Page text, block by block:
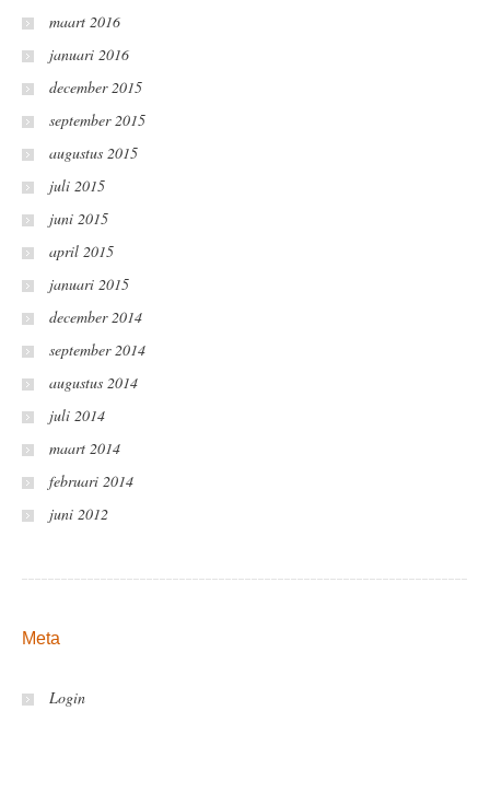
maart 2016
januari 2016
december 2015
september 2015
augustus 2015
juli 2015
juni 2015
april 2015
januari 2015
december 2014
september 2014
augustus 2014
juli 2014
maart 2014
februari 2014
juni 2012
Meta
Login